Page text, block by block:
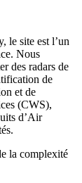
le site est l’un
Nous
des radars de
de
et de
(CWS),
d’Air
la complexité